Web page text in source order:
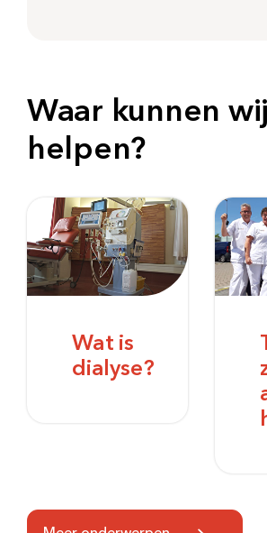
Waar kunnen
helpen?
Wat is
dialyse?